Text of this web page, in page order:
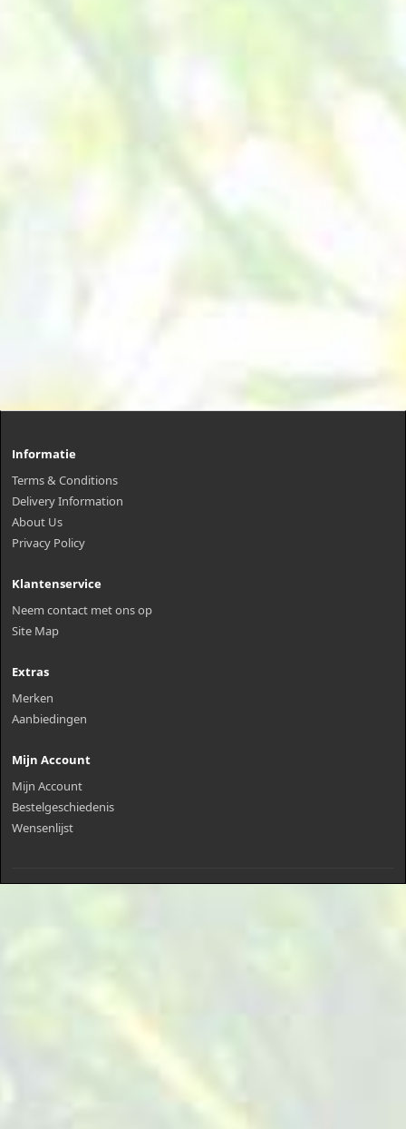
Informatie
Terms & Conditions
Delivery Information
About Us
Privacy Policy
Klantenservice
Neem contact met ons op
Site Map
Extras
Merken
Aanbiedingen
Mijn Account
Mijn Account
Bestelgeschiedenis
Wensenlijst